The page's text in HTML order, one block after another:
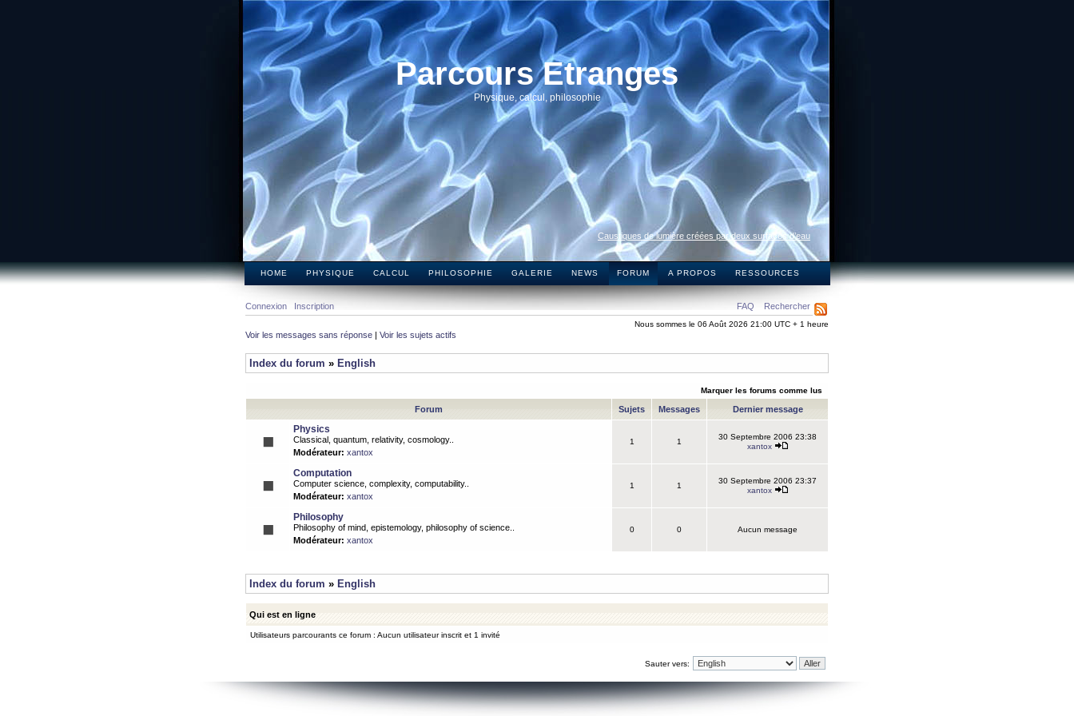
Parcours Etranges
Physique, calcul, philosophie
Caustiques de lumière créées par deux surfaces d’eau
HOME PHYSIQUE CALCUL PHILOSOPHIE GALERIE NEWS FORUM A PROPOS RESSOURCES
FAQ Rechercher
Connexion Inscription
Nous sommes le 06 Août 2026 21:00 UTC + 1 heure
Voir les messages sans réponse | Voir les sujets actifs
Index du forum » English
Marquer les forums comme lus
Forum Sujets Messages Dernier message
Physics
Classical, quantum, relativity, cosmology..
Modérateur: xantox
1 1
30 Septembre 2006 23:38
xantox
Computation
Computer science, complexity, computability..
Modérateur: xantox
1 1
30 Septembre 2006 23:37
xantox
Philosophy
Philosophy of mind, epistemology, philosophy of science..
Modérateur: xantox
0 0 Aucun message
Index du forum » English
Qui est en ligne
Utilisateurs parcourants ce forum : Aucun utilisateur inscrit et 1 invité
Sauter vers: